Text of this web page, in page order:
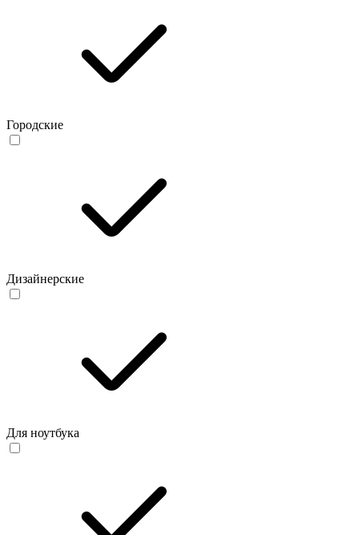
Городские
Дизайнерские
Для ноутбука